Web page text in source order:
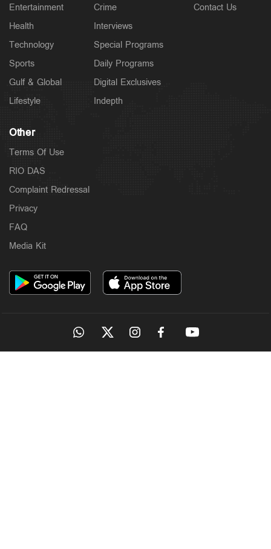
പത്തനംതിട്ട ജില്ലയില്‍ നാളെ അവധി; 3 ജില്ലകളില്‍
തീവ്രമഴ മുന്നറിയിപ്പ്
Spotlight
7000 രൂപ പിഴ ചുമത്തി; പിന്നാലെ ഇടപെട്ട് മുഖ്യമന്ത്രി
6 hours ago
Entertainment
Health
Technology
Sports
Gulf & Global
Lifestyle
Crime
Interviews
Special Programs
Daily Programs
Digital Exclusives
Indepth
Contact Us
Other
Terms Of Use
RIO DAS
Complaint Redressal
Privacy
FAQ
Media Kit